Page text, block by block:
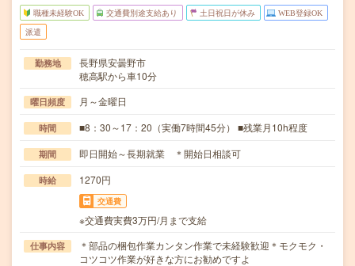
職種未経験OK 交通費別途支給あり 土日祝日が休み WEB登録OK
派遣
勤務地
長野県安曇野市
穂高駅から車10分
曜日頻度 月～金曜日
時間 ■8：30～17：20（実働7時間45分） ■残業月10h程度
期間 即日開始～長期就業 ＊開始日相談可
時給 1270円
交通費
※交通費実費3万円/月まで支給
仕事内容
＊部品の梱包作業カンタン作業で未経験歓迎＊モクモク・
コツコツ作業が好きな方にお勧めですよ